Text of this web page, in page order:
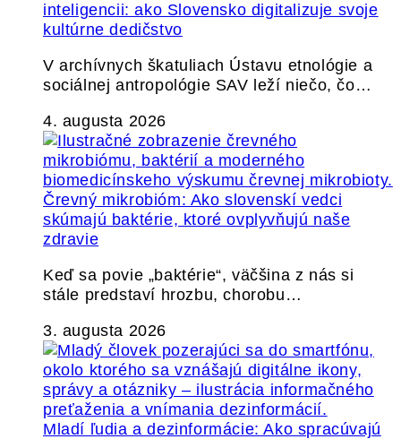
inteligencii: ako Slovensko digitalizuje svoje
kultúrne dedičstvo
V archívnych škatuliach Ústavu etnológie a
sociálnej antropológie SAV leží niečo, čo…
4. augusta 2026
Črevný mikrobióm: Ako slovenskí vedci
skúmajú baktérie, ktoré ovplyvňujú naše
zdravie
Keď sa povie „baktérie“, väčšina z nás si
stále predstaví hrozbu, chorobu…
3. augusta 2026
Mladí ľudia a dezinformácie: Ako spracúvajú